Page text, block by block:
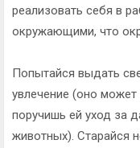
реализовать себя в
окружающими, что
Попытайся выдать
увлечение (оно
поручишь ей уход за
животных). Старайся